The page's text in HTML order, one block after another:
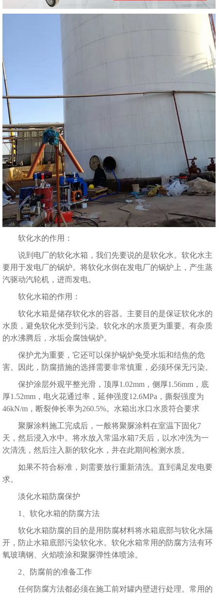
软化水的作用：
说到电厂的软化水箱，我们先要说的是软化水。软化水主
要用于发电厂的锅炉。将软化水倒在发电厂的锅炉上，产生蒸
汽驱动汽轮机，进而发电。
软化水箱的作用：
软化水箱是储存软化水的容器。主要目的是保证软化水的
水质，避免软化水受到污染。软化水的水质更为重要。有杂质
的水沸腾后，水垢会腐蚀锅炉。
保护尤为重要，它还可以保护锅炉免受水垢和结焦的危
害。因此，防腐措施的选择需要非常慎重，必须环保无污染。
保护涂层外观平整光滑，顶厚1.02mm，侧厚1.56mm，底
厚1.52mm，电火花通过率，延伸强度12.6MPa，撕裂强度为
46kN/m，断裂伸长率为260.5%。水箱出水口水质符合要求
聚脲涂料施工完成后，一般将聚脲涂料在室温下固化7
天，然后浸入水中。将水放入常温水箱7天后，以水冲洗为一
次清洗，然后注入新的软化水，并在此期间检测水质。
如果不符合标准，则需要放行重新清洗。直到满足发电要
求。
淡化水箱防腐保护
1、软化水箱的防腐方法
软化水箱防腐的目的是用防腐材料将水箱底部与软化水隔
开，防止水箱底部污染软化水。软化水箱常用的防腐方法有环
氧玻璃钢、火焰喷涂和聚脲弹性体喷涂。
2、防腐前的准备工作
任何防腐方法都必须在施工前对罐内壁进行处理。常用的